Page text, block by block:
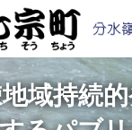
域持続